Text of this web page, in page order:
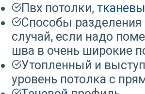
Пвх потолки,
Способы разделения
случай, если надо
шва в очень широкие
Утопленный и
уровень потолка с